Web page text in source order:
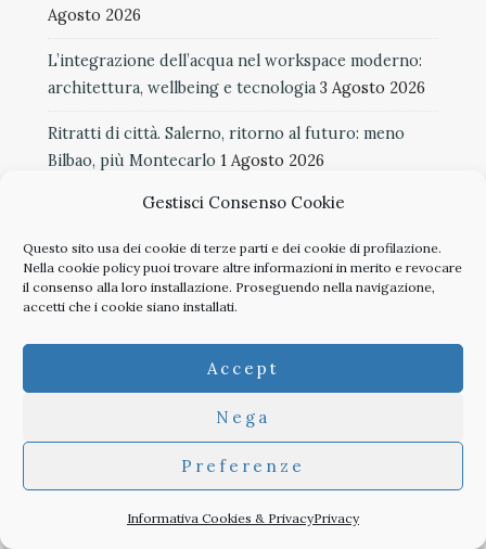
Gestisci Consenso Cookie
Questo sito usa dei cookie di terze parti e dei cookie di profilazione.
Nella cookie policypuoi trovare altre informazioni in merito e revocare
il consenso alla loro installazione. Proseguendo nella navigazione,
accetti che i cookie siano installati.
Accept
Nega
Preferenze
Informativa Cookies & PrivacyPrivacy
Agosto 2026
L’integrazione dell’acqua nel workspace moderno:
architettura, wellbeing e tecnologia 3 Agosto 2026
Ritratti di città. Salerno, ritorno al futuro: meno
Bilbao, più Montecarlo 1 Agosto 2026
MoDusArchitects, progettare nella catastrofe
SICIS, mosaici decorativi per gli spazi della nuova
ospitalità 31 Luglio 2026
Il ritorno dei centri storici 29 Luglio 2026
La nuova identità turistica di Catania 29 Luglio 2026
Fondazione Inarcassa, nuova governance: tuteliamo
la professione aprendoci alla società 28 Luglio 2026